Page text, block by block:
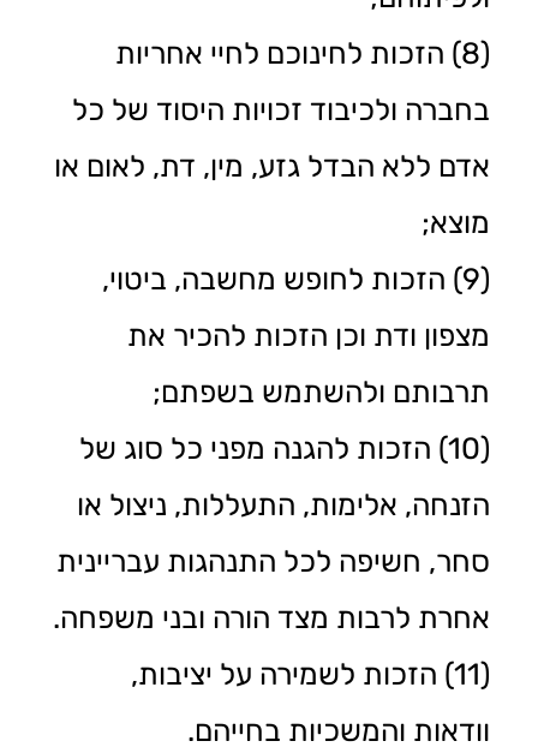
(8) הזכות לחינוכם לחיי אחריות
בחברה ולכיבוד זכויות היסוד של כל
אדם ללא הבדל גזע, מין, דת, לאום או
מוצא;
(9) הזכות לחופש מחשבה, ביטוי,
מצפון ודת וכן הזכות להכיר את
תרבותם ולהשתמש בשפתם;
(10) הזכות להגנה מפני כל סוג של
הזנחה, אלימות, התעללות, ניצול או
סחר, חשיפה לכל התנהגות עבריינית
אחרת לרבות מצד הורה ובני משפחה.
(11) הזכות לשמירה על יציבות,
וודאות והמשכיות בחייהם.